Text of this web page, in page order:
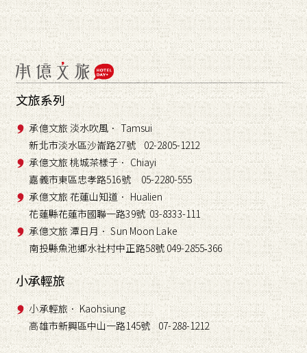
文旅系列
承億文旅 淡水吹風． Tamsui
新北市淡水區沙崙路27號 02-2805-1212
承億文旅 桃城茶樣子． Chiayi
嘉義市東區忠孝路516號 05-2280-555
承億文旅 花蓮山知道． Hualien
花蓮縣花蓮市國聯一路39號 03-8333-111
承億文旅 潭日月． Sun Moon Lake
南投縣魚池鄉水社村中正路58號 049-2855-366
小承輕旅
小承輕旅． Kaohsiung
高雄市新興區中山一路145號 07-288-1212